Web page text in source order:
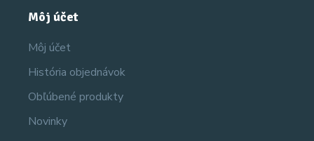
Môj účet
Môj účet
História objednávok
Obľúbené produkty
Novinky